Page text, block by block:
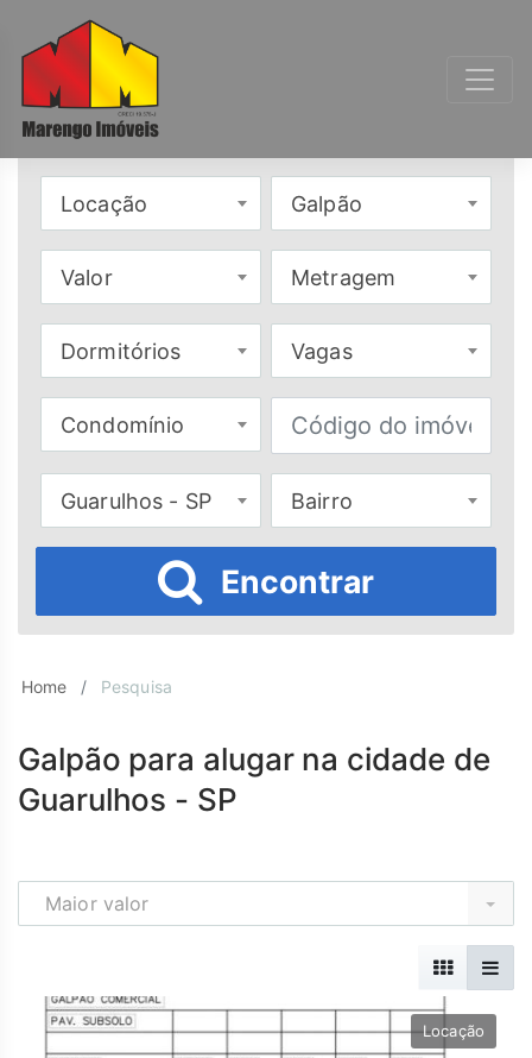
Locação Galpão
Valor Metragem
Dormitórios Vagas
Condomínio
Guarulhos - SP Bairro
Encontrar
Home Pesquisa
Galpão para alugar na cidade de
Guarulhos - SP
Maior valor
Locação